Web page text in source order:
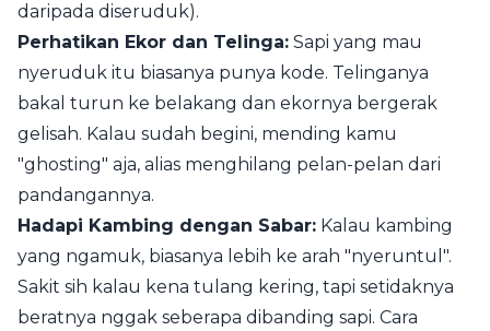
daripada diseruduk).
Perhatikan Ekor dan Telinga: Sapi yang mau
nyeruduk itu biasanya punya kode. Telinganya
bakal turun ke belakang dan ekornya bergerak
gelisah. Kalau sudah begini, mending kamu
"ghosting" aja, alias menghilang pelan-pelan dari
pandangannya.
Hadapi Kambing dengan Sabar: Kalau kambing
yang ngamuk, biasanya lebih ke arah "nyeruntul".
Sakit sih kalau kena tulang kering, tapi setidaknya
beratnya nggak seberapa dibanding sapi. Cara